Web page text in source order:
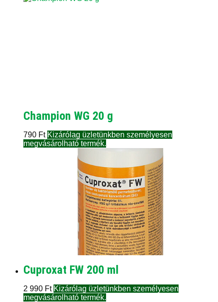
Champion WG 20 g
790 Ft Kizárólag üzletünkben személyesen
megvásárolható termék.
Cuproxat FW 200 ml
2 990 Ft Kizárólag üzletünkben személyesen
megvásárolható termék.